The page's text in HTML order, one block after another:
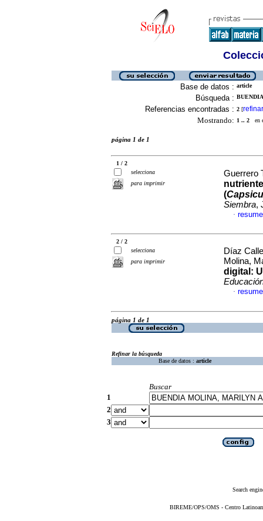
Base de datos : article
Búsqueda :
Referencias encontradas : 2 [refinar
Mostrando: 1 .. 2 en
página 1 de 1
1 / 2
selecciona
para imprimir
Guerrero
(
Siembra,
·
2 / 2
selecciona
para imprimir
Díaz
Molina,
digital:
·
página 1 de 1
Refinar la búsqueda
Base de datos : article
Buscar
1
2
3
Search
BIREME/OPS/OMS - Centro